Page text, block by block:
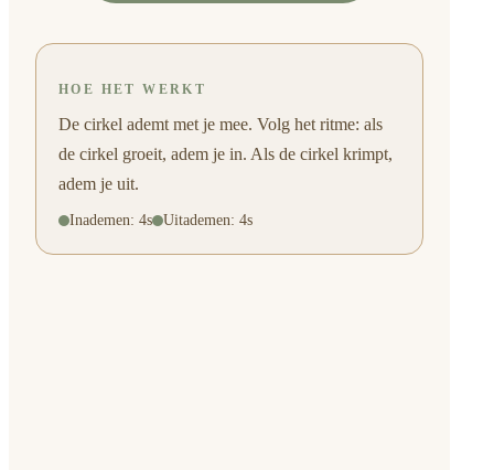
HOE HET WERKT
De cirkel ademt met je mee. Volg het ritme: als
de cirkel groeit, adem je in. Als de cirkel krimpt,
adem je uit.
Inademen: 4s Uitademen: 4s